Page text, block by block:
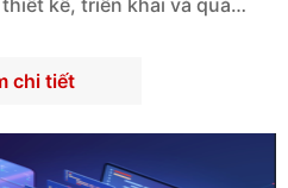
kế, triển khai và quản
chi tiết